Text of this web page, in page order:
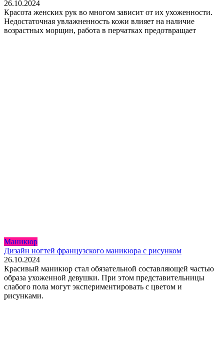
26.10.2024
Красота женских рук во многом зависит от их ухоженности.
Недостаточная увлажненность кожи влияет на наличие
возрастных морщин, работа в перчатках предотвращает
Маникюр
Дизайн ногтей французского маникюра с рисунком
26.10.2024
Красивый маникюр стал обязательной составляющей частью
образа ухоженной девушки. При этом представительницы
слабого пола могут экспериментировать с цветом и
рисунками.